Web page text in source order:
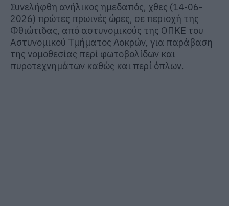
Συνελήφθη ανήλικος ημεδαπός, χθες (14-06-
2026) πρώτες πρωινές ώρες, σε περιοχή της
Φθιώτιδας, από αστυνομικούς της ΟΠΚΕ του
Αστυνομικού Τμήματος Λοκρών, για παράβαση
της νομοθεσίας περί φωτοβολίδων και
πυροτεχνημάτων καθώς και περί όπλων.